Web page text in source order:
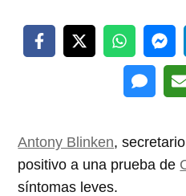
Antony Blinken,
positivo a una prueba de
síntomas leves.